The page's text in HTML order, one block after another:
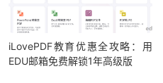
iLovePDF教育优惠全攻略：用
EDU邮箱免费解锁1年高级版